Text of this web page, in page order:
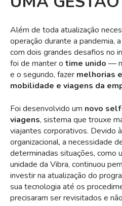
Além de toda atualização
operação durante a pandemia,
com dois grandes desafios no
foi de manter o time unido —
e o segundo, fazer melhorias
mobilidade e viagens da
Foi desenvolvido um novo
viagens, sistema que trouxe
viajantes corporativos. Devido
organizacional, a necessidade
determinadas situações, como
unidade da Vibra, continuou
investir na atualização do
sua tecnologia até os
precisaram ser revisitados e